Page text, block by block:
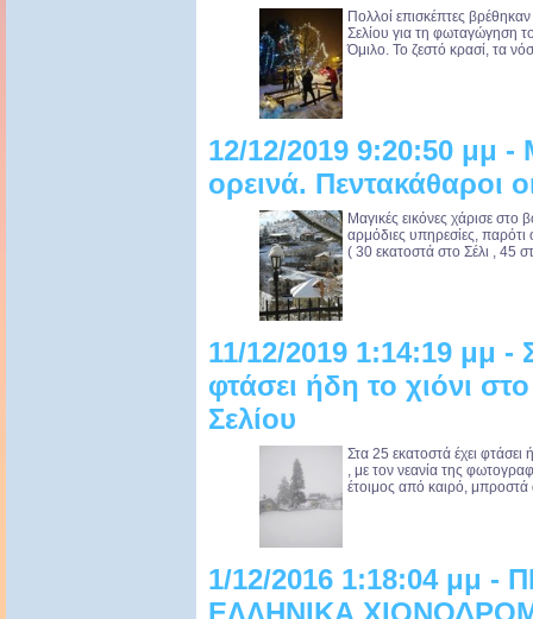
Πολλοί επισκέπτες
Σελίου για τη φωταγώγηση
Όμιλο. Το ζεστό κρασί, τα
12/12/2019 9:20:50 μμ -
ορεινά. Πεντακάθαροι
Μαγικές εικόνες χάρισε στο
αρμόδιες υπηρεσίες,
( 30 εκατοστά στο Σέλι , 45
11/12/2019 1:14:19 μμ -
φτάσει ήδη το χιόνι
Σελίου
Στα 25 εκατοστά έχει φτάσει
, με τον νεανία της
έτοιμος από καιρό,
1/12/2016 1:18:04 μμ -